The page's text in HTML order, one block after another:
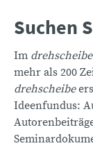
Suchen
Im drehscheibe
mehr als 200
drehscheibe
Ideenfundus: